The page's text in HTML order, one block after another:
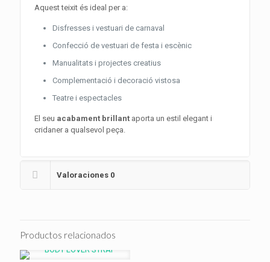
Aquest teixit és ideal per a:
Disfresses i vestuari de carnaval
Confecció de vestuari de festa i escènic
Manualitats i projectes creatius
Complementació i decoració vistosa
Teatre i espectacles
El seu acabament brillant aporta un estil elegant i
cridaner a qualsevol peça.
Valoraciones 0
Productos relacionados